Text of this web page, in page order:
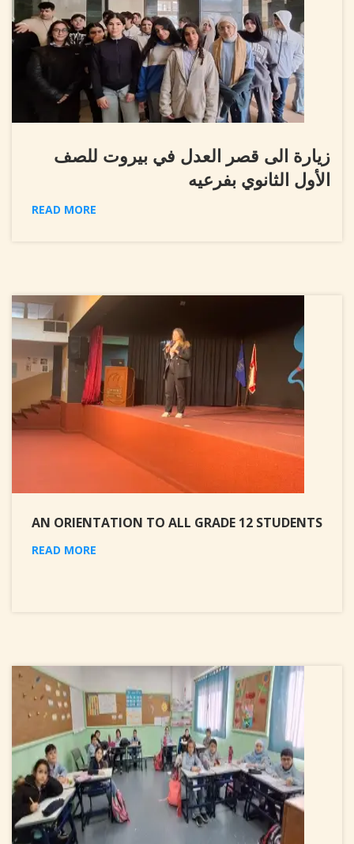
زيارة الى قصر العدل في بيروت للصف
الأول الثانوي بفرعيه
READ MORE
AN ORIENTATION TO ALL GRADE 12 STUDENTS
READ MORE